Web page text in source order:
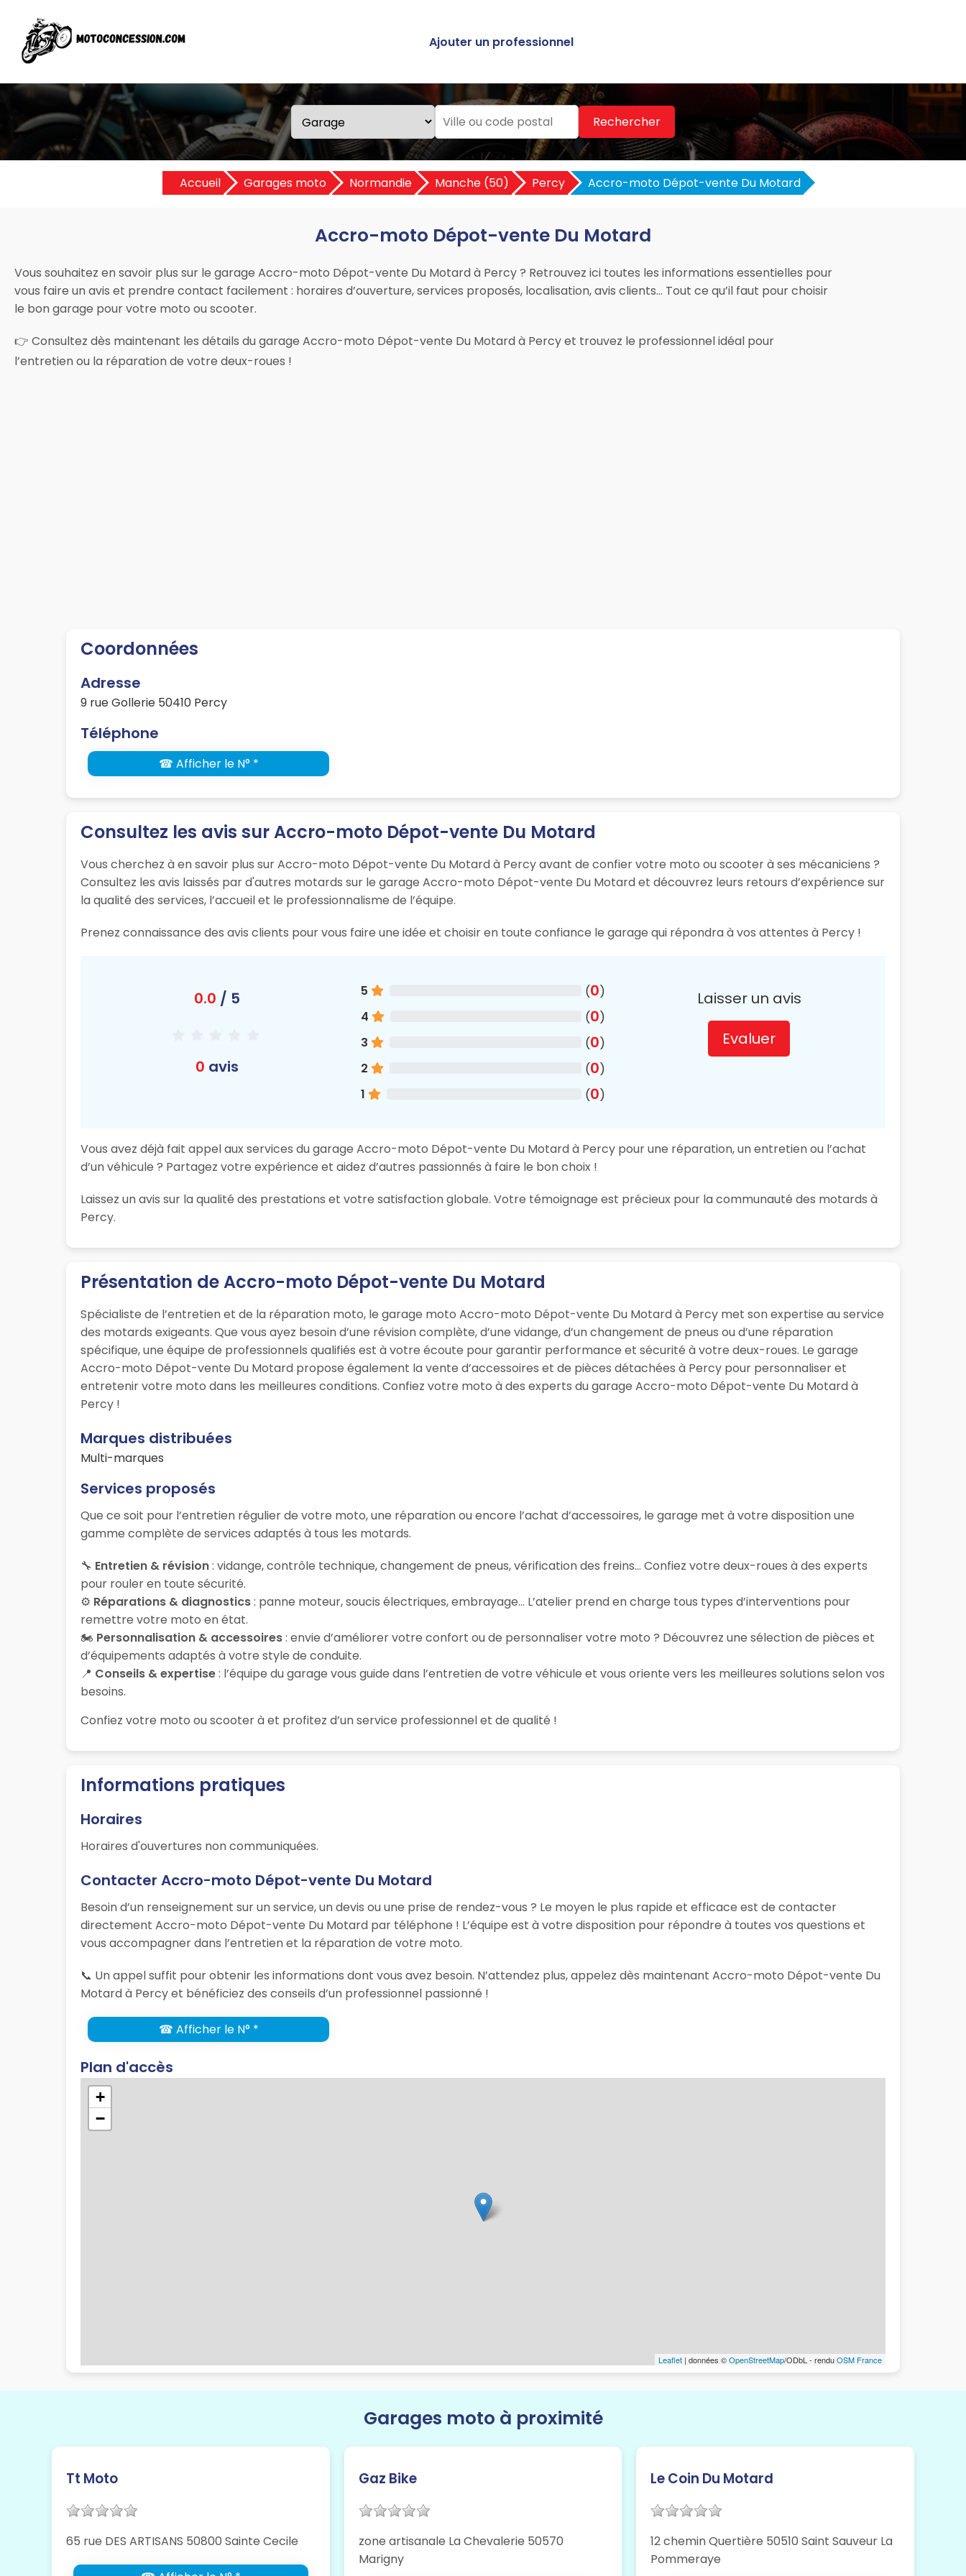
Ajouter un professionnel
Rechercher
Accueil Garages moto Normandie Manche (50) Percy Accro-moto Dépot-vente Du Motard
Accro-moto Dépot-vente Du Motard
Vous souhaitez en savoir plus sur le garage Accro-moto Dépot-vente Du Motard à Percy ? Retrouvez ici toutes les informations essentielles pour
vous faire un avis et prendre contact facilement : horaires d’ouverture, services proposés, localisation, avis clients… Tout ce qu’il faut pour choisir
le bon garage pour votre moto ou scooter.
👉 Consultez dès maintenant les détails du garage Accro-moto Dépot-vente Du Motard à Percy et trouvez le professionnel idéal pour
l’entretien ou la réparation de votre deux-roues !
Coordonnées
Adresse
9 rue Gollerie 50410 Percy
Téléphone
☎ Afficher le N° *
Consultez les avis sur Accro-moto Dépot-vente Du Motard
Vous cherchez à en savoir plus sur Accro-moto Dépot-vente Du Motard à Percy avant de confier votre moto ou scooter à ses mécaniciens ?
Consultez les avis laissés par d'autres motards sur le garage Accro-moto Dépot-vente Du Motard et découvrez leurs retours d’expérience sur
la qualité des services, l’accueil et le professionnalisme de l’équipe.
Prenez connaissance des avis clients pour vous faire une idée et choisir en toute confiance le garage qui répondra à vos attentes à Percy !
0.0 / 5
0 avis
5 (0)
4
(0)
3
(0)
2
(0)
1
(0)
Laisser un avis
Evaluer
Vous avez déjà fait appel aux services du garage Accro-moto Dépot-vente Du Motard à Percy pour une réparation, un entretien ou l’achat
d’un véhicule ? Partagez votre expérience et aidez d’autres passionnés à faire le bon choix !
Laissez un avis sur la qualité des prestations et votre satisfaction globale. Votre témoignage est précieux pour la communauté des motards à
Percy.
Présentation de Accro-moto Dépot-vente Du Motard
Spécialiste de l’entretien et de la réparation moto, le garage moto Accro-moto Dépot-vente Du Motard à Percy met son expertise au service
des motards exigeants. Que vous ayez besoin d’une révision complète, d’une vidange, d’un changement de pneus ou d’une réparation
spécifique, une équipe de professionnels qualifiés est à votre écoute pour garantir performance et sécurité à votre deux-roues. Le garage
Accro-moto Dépot-vente Du Motard propose également la vente d’accessoires et de pièces détachées à Percy pour personnaliser et
entretenir votre moto dans les meilleures conditions. Confiez votre moto à des experts du garage Accro-moto Dépot-vente Du Motard à
Percy !
Marques distribuées
Multi-marques
Services proposés
Que ce soit pour l’entretien régulier de votre moto, une réparation ou encore l’achat d’accessoires, le garage met à votre disposition une
gamme complète de services adaptés à tous les motards.
🔧 Entretien & révision: vidange, contrôle technique, changement de pneus, vérification des freins… Confiez votre deux-roues à des experts
pour rouler en toute sécurité.
⚙️ Réparations & diagnostics: panne moteur, soucis électriques, embrayage… L’atelier prend en charge tous types d’interventions pour
remettre votre moto en état.
🏍️ Personnalisation & accessoires: envie d’améliorer votre confort ou de personnaliser votre moto ? Découvrez une sélection de pièces et
d’équipements adaptés à votre style de conduite.
📍 Conseils & expertise: l’équipe du garage vous guide dans l’entretien de votre véhicule et vous oriente vers les meilleures solutions selon vos
besoins.
Confiez votre moto ou scooter àet profitez d’un service professionnel et de qualité !
Informations pratiques
Horaires
Horaires d'ouvertures non communiquées.
Contacter Accro-moto Dépot-vente Du Motard
Besoin d’un renseignement sur un service, un devis ou une prise de rendez-vous ? Le moyen le plus rapide et efficace est de contacter
directement Accro-moto Dépot-vente Du Motard par téléphone ! L’équipe est à votre disposition pour répondre à toutes vos questions et
vous accompagner dans l’entretien et la réparation de votre moto.
📞 Un appel suffit pour obtenir les informations dont vous avez besoin. N’attendez plus, appelez dès maintenant Accro-moto Dépot-vente Du
Motard à Percy et bénéficiez des conseils d’un professionnel passionné !
☎ Afficher le N° *
Plan d'accès
+
−
Leaflet | données ©OpenStreetMap/ODbL - renduOSM France
Garages moto à proximité
Tt Moto
65 rue DES ARTISANS 50800 Sainte Cecile
Gaz Bike
zone artisanale La Chevalerie 50570
Marigny
Le Coin Du Motard
12 chemin Quertière 50510 Saint Sauveur La
Pommeraye